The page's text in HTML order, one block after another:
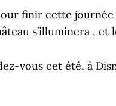
finir cette journée
s’illuminera , et
vous cet été, à